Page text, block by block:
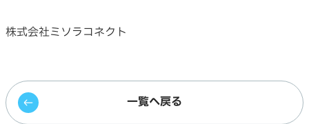
株式会社ミソラコネクト
一覧へ戻る